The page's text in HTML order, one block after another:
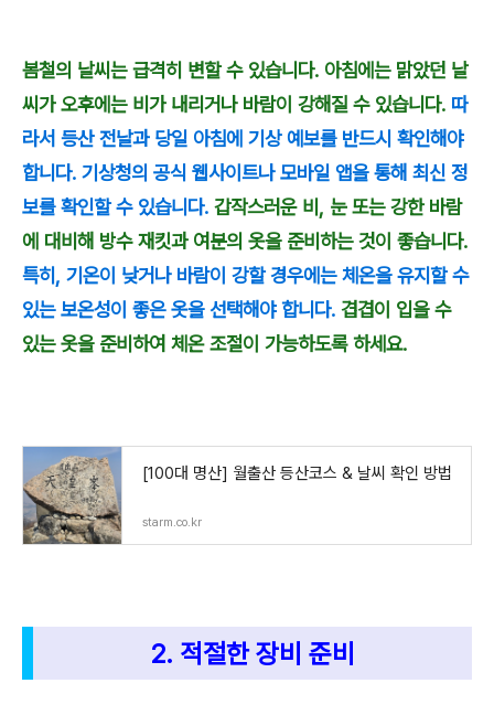
봄철의 날씨는 급격히 변할 수 있습니다. 아침에는 맑았던 날
씨가 오후에는 비가 내리거나 바람이 강해질 수 있습니다. 따
라서 등산 전날과 당일 아침에 기상 예보를 반드시 확인해야
합니다. 기상청의 공식 웹사이트나 모바일 앱을 통해 최신 정
보를 확인할 수 있습니다. 갑작스러운 비, 눈 또는 강한 바람
에 대비해 방수 재킷과 여분의 옷을 준비하는 것이 좋습니다.
특히, 기온이 낮거나 바람이 강할 경우에는 체온을 유지할 수
있는 보온성이 좋은 옷을 선택해야 합니다. 겹겹이 입을 수
있는 옷을 준비하여 체온 조절이 가능하도록 하세요.
[100대 명산] 월출산 등산코스 & 날씨 확인 방법
starm.co.kr
2. 적절한 장비 준비